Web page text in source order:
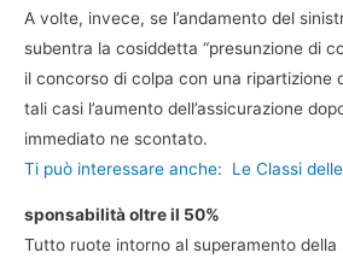
A volte, invece, se l’andamento del
subentra la cosiddetta “presunzione di
il concorso di colpa con una ripartizione
tali casi l’aumento dell’assicurazione
immediato ne scontato.
Ti può interessare anche:
Le Classi
sponsabilità oltre il 50%
Tutto ruote intorno al superamento della